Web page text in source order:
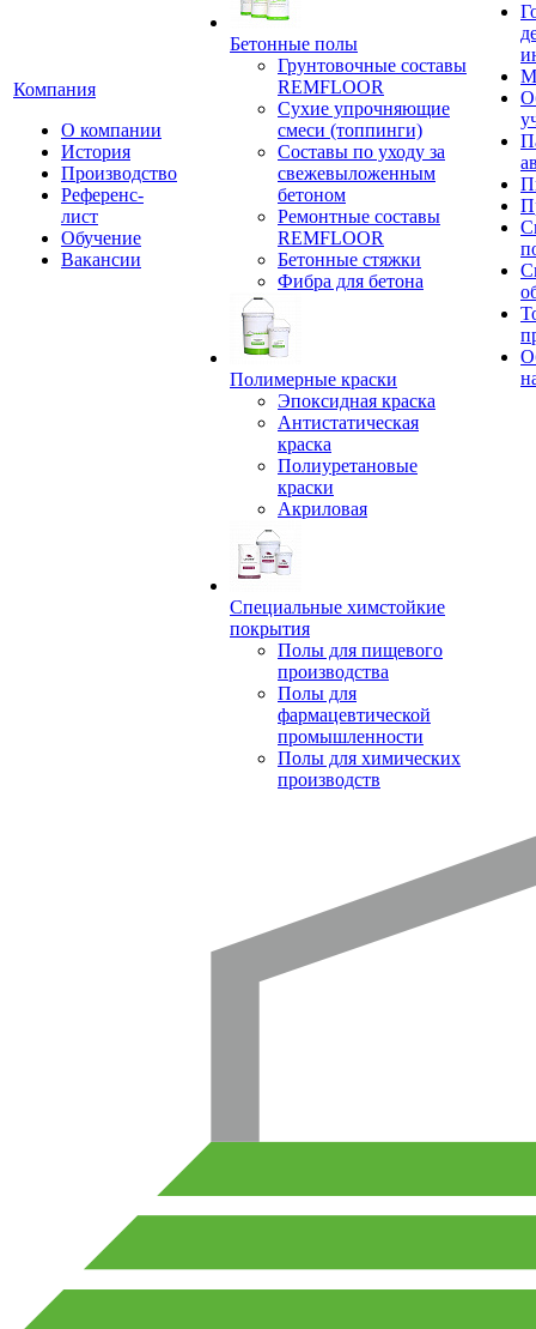
Компания
О компании
История
Производство
Референс-
лист
Обучение
Вакансии
Бетонные полы
Грунтовочные составы
REMFLOOR
Сухие упрочняющие
смеси (топпинги)
Составы по уходу за
свежевыложенным
бетоном
Ремонтные составы
REMFLOOR
Бетонные стяжки
Фибра для бетона
Полимерные краски
Эпоксидная краска
Антистатическая
краска
Полиуретановые
краски
Акриловая
Специальные химстойкие
покрытия
Полы для пищевого
производства
Полы для
фармацевтической
промышленности
Полы для химических
производств